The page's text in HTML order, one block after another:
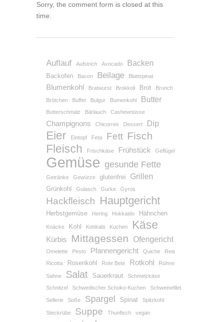
Sorry, the comment form is closed at this
time.
Auflauf Aufstrich Avocado Backen
Backofen Bacon Beilage Blattspinat
Blumenkohl Bratwurst Brokkoli Brot Brunch
Brötchen Buffet Bulgur Bumenkohl Butter
Butterschmalz Bärlauch Cashewnüsse
Champignons Chicorree Dessert Dip
Eier Eintopf Feta Fett Fisch
Fleisch Frischkäse Frühstück Geflügel
Gemüse gesunde Fette
Getränke Gewürze glutenfrei Grillen
Grünkohl Gulasch Gurke Gyros
Hackfleisch Hauptgericht
Herbstgemüse Hering Hokkaido Hähnchen
Knäcke Kohl Kohlrabi Kuchen Käse
Kürbis Mittagessen Ofengericht
Omelette Pesto Pfannengericht Quiche
Reis
Ricotta
Rosenkohl Rote Bete Rotkohl Rührei
Sahne Salat Sauerkraut
Schmelzkäse
Schnitzel
Schwedischer Schoko-Kuchen Schweinefilet
Sellerie Soße Spargel Spinat Spitzkohl
Steckrübe Suppe Thunfisch vegan